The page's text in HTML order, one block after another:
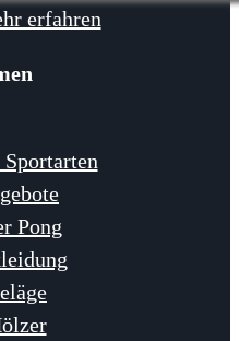
erfahren
Sportarten
Pong